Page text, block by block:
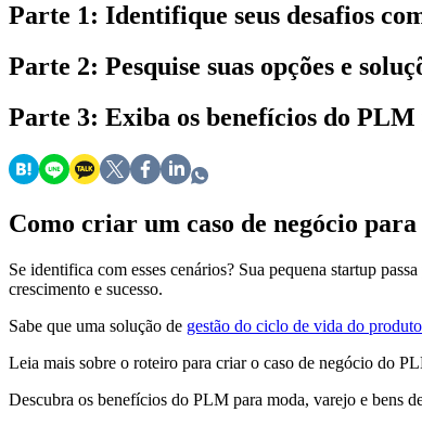
Parte 1: Identifique seus desafios
Parte 2: Pesquise suas opções e
Parte 3: Exiba os benefícios do PLM
Como criar um caso de negócio
Se identifica com esses cenários? Sua pequena startup
crescimento e sucesso.
Sabe que uma solução de gestão do ciclo de vida do
Leia mais sobre o roteiro para criar o caso de negócio do
Descubra os benefícios do PLM para moda, varejo e bens